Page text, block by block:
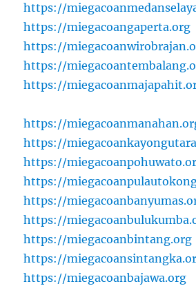
https://
https://miegacoangaperta.org
https://
https://
https://
https://
https://
https://
https://
https://
https://
https://miegacoanbintang.org
https://
https://miegacoanbajawa.org